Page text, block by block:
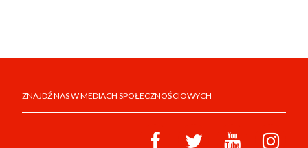
ZNAJDŹ NAS W MEDIACH SPOŁECZNOŚCIOWYCH